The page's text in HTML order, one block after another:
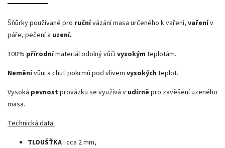
Šňůrky používané pro ručnívázání masa určeného k vaření, vařenív
páře, pečení a uzení.
100% přírodnímateriál odolný vůči vysokým teplotám.
Neměnívůni a chuť pokrmů pod vlivem vysokých teplot.
Vysoká pevnostprovázku se využívá v udírně pro zavěšení uzeného
masa.
Technická data:
TLOUŠŤKA : cca 2 mm,